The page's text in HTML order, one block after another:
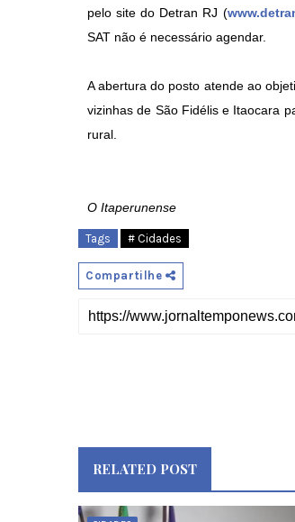
pelo site do Detran RJ (
SAT não é necessário agendar.
A abertura do posto atende ao
vizinhas de São Fidélis e Itaocara
rural.
O Itaperunense
Tags # Cidades
Compartilhe
RELATED POST